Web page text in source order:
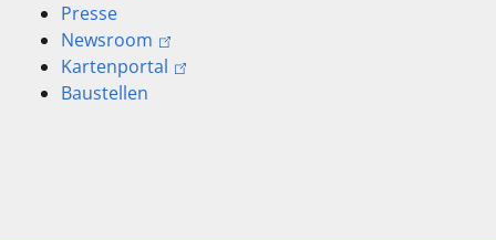
Presse
Newsroom
Kartenportal
Baustellen